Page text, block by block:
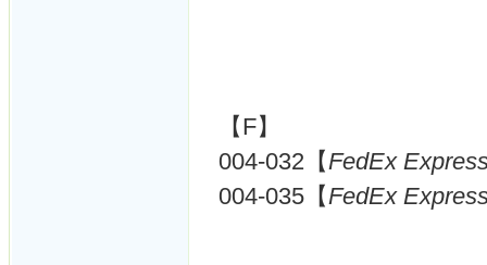
【F】
004-032【FedEx
004-035【FedEx